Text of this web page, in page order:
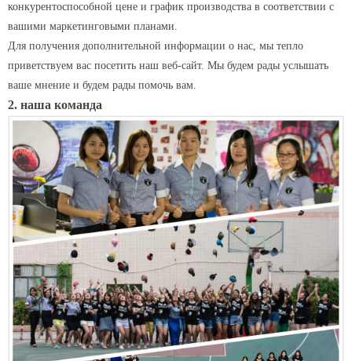
конкурентоспособной цене и график производства в соответствии с
вашими маркетинговыми планами.
Для получения дополнительной информации о нас, мы тепло
приветствуем вас посетить наш веб-сайт. Мы будем рады услышать
ваше мнение и будем рады помочь вам.
2. наша команда